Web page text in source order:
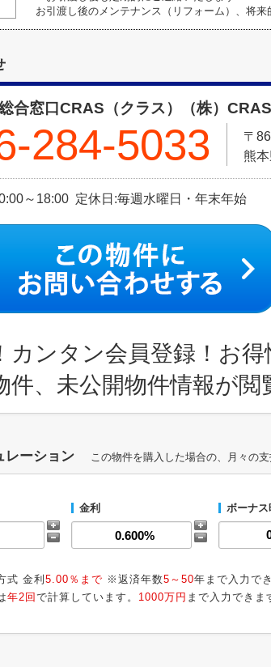
お引渡し後のメンテナンス（リフォーム）、将
合窓口CRAS（クラス）（株）CRAS
284-5033
〒
熊
～18:00 定休日:毎週水曜日・年末年始
カンタン会員登録！お得
件、未公開物件情報が閲
レーション この物件を購入した場合の、月々の
金利 ボーナス
式 金利 5.00％まで ※返済年数5～50年まで入力で
年2回 で計算しています。 1000万円 まで入力できま